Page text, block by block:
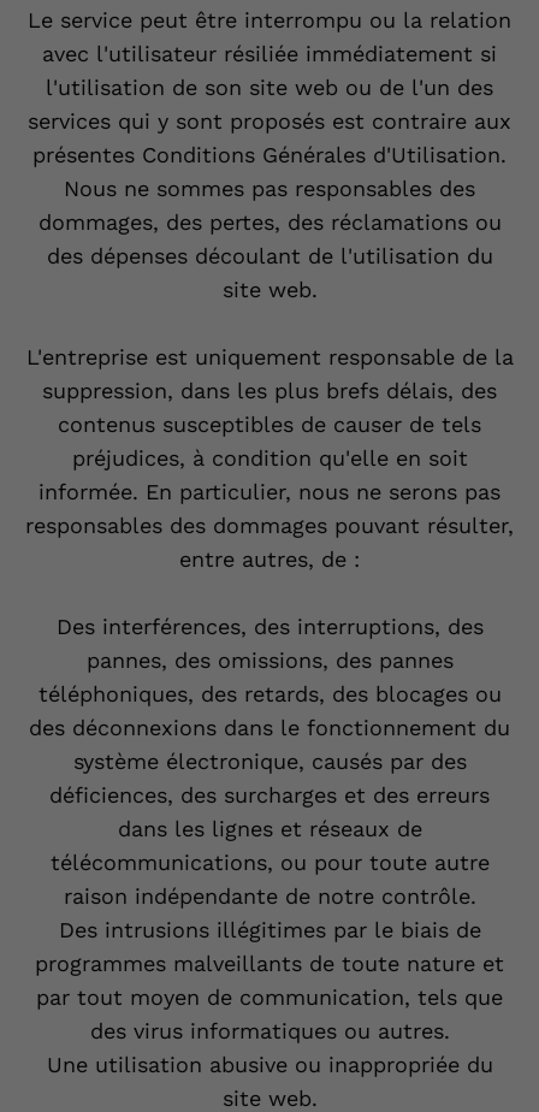
Le service peut être interrompu ou la relation
avec l'utilisateur résiliée immédiatement si
l'utilisation de son site web ou de l'un des
services qui y sont proposés est contraire aux
présentes Conditions Générales d'Utilisation.
Nous ne sommes pas responsables des
dommages, des pertes, des réclamations ou
des dépenses découlant de l'utilisation du
site web.
L'entreprise est uniquement responsable de la
suppression, dans les plus brefs délais, des
contenus susceptibles de causer de tels
préjudices, à condition qu'elle en soit
informée. En particulier, nous ne serons pas
responsables des dommages pouvant résulter,
entre autres, de :
Des interférences, des interruptions, des
pannes, des omissions, des pannes
téléphoniques, des retards, des blocages ou
des déconnexions dans le fonctionnement du
système électronique, causés par des
déficiences, des surcharges et des erreurs
dans les lignes et réseaux de
télécommunications, ou pour toute autre
raison indépendante de notre contrôle.
Des intrusions illégitimes par le biais de
programmes malveillants de toute nature et
par tout moyen de communication, tels que
des virus informatiques ou autres.
Une utilisation abusive ou inappropriée du
site web.